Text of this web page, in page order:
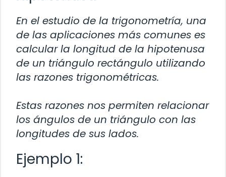
En el estudio de la trigonometría, una
de las aplicaciones más comunes es
calcular la longitud de la hipotenusa
de un triángulo rectángulo utilizando
las razones trigonométricas.
Estas razones nos permiten relacionar
los ángulos de un triángulo con las
longitudes de sus lados.
Ejemplo 1: